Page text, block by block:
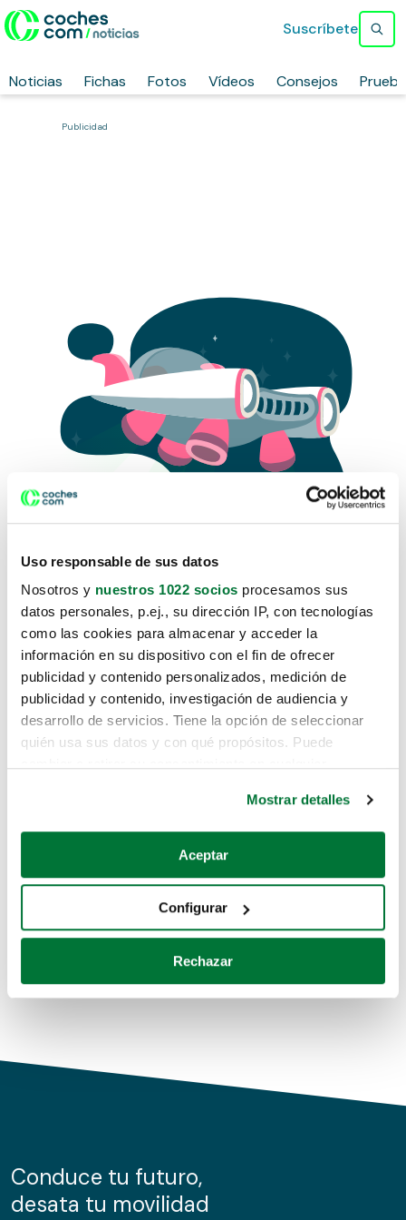
Uso responsable de sus datos
Nosotros y nuestros 1022 socios procesamos sus
datos personales, p.ej., su dirección IP, con tecnologías
como las cookies para almacenar y acceder la
información en su dispositivo con el fin de ofrecer
publicidad y contenido personalizados, medición de
publicidad y contenido, investigación de audiencia y
desarrollo de servicios. Tiene la opción de seleccionar
quién usa sus datos y con qué propósitos. Puede
Si lo permite, también quisiéramos:
Recopilar información sobre su ubicación geográfica
Identificar su dispositivo analizándolo activamente
para buscar características específicas (huellas
Obtenga más información sobre cómo se procesan sus
de cookies.
información sobre el uso que haga del sitio web con
nuestros partners de redes sociales, publicidad y análisis
Mostrar detalles
Aceptar
Configurar
Rechazar
Noticias Fichas Fotos Vídeos Consejos
Suscríbete
Publicidad
Lo sentimos, no sabemos como
te hemos traido hasta aquí.
Pero puedes encontrar el coche que estás
buscando en alguno de estos enlaces:
Coches de segunda mano
Coches de km0
Conduce tu futuro,
desata tu movilidad